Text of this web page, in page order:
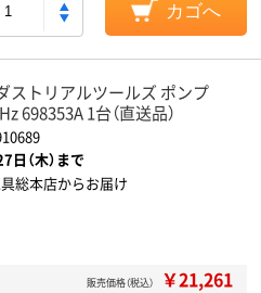
カゴへ
ストリアルツールズ ポンプ
698353A 1台（直送品）
日（木）まで
総本店からお届け
販売価格（税込） ￥21,261